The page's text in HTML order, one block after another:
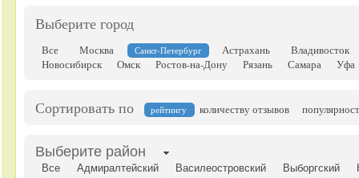
Выберите город
Все Москва Санкт-Петербург Астрахань
Владивосток
Новосибирск
Омск Ростов-на-Дону Рязань Самара Уфа
Сортировать по рейтингу количеству отзывов
Выберите район
Все Адмиралтейский Василеостровский Выборгский